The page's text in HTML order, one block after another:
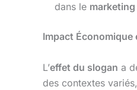
dans le
Impact Économique
L’effet du slogan a
des contextes